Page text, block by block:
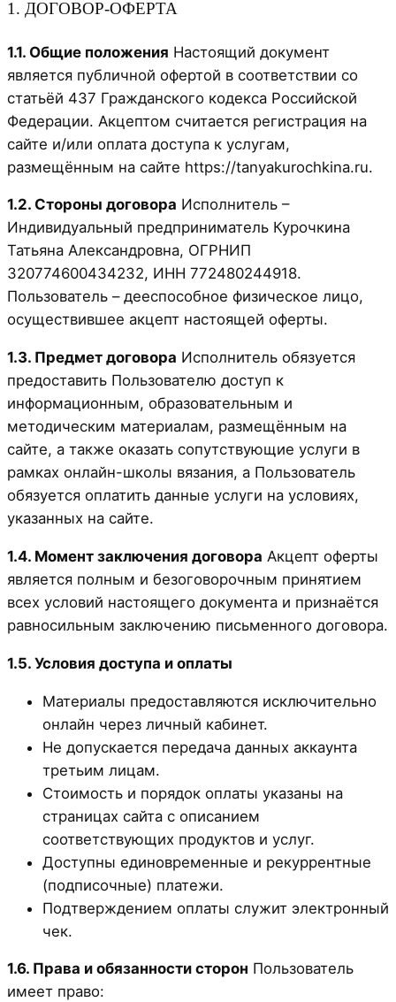
1. ДОГОВОР-ОФЕРТА
1.1. Общие положения Настоящий документ
является публичной офертой в соответствии со
статьёй 437 Гражданского кодекса Российской
Федерации. Акцептом считается регистрация на
сайте и/или оплата доступа к услугам,
размещённым на сайте https://tanyakurochkina.ru.
1.2. Стороны договора Исполнитель –
Индивидуальный предприниматель Курочкина
Татьяна Александровна, ОГРНИП
320774600434232, ИНН 772480244918.
Пользователь – дееспособное физическое лицо,
осуществившее акцепт настоящей оферты.
1.3. Предмет договора Исполнитель обязуется
предоставить Пользователю доступ к
информационным, образовательным и
методическим материалам, размещённым на
сайте, а также оказать сопутствующие услуги в
рамках онлайн-школы вязания, а Пользователь
обязуется оплатить данные услуги на условиях,
указанных на сайте.
1.4. Момент заключения договора Акцепт оферты
является полным и безоговорочным принятием
всех условий настоящего документа и признаётся
равносильным заключению письменного договора.
1.5. Условия доступа и оплаты
Материалы предоставляются исключительно
онлайн через личный кабинет.
Не допускается передача данных аккаунта
третьим лицам.
Стоимость и порядок оплаты указаны на
страницах сайта с описанием
соответствующих продуктов и услуг.
Доступны единовременные и рекуррентные
(подписочные) платежи.
Подтверждением оплаты служит электронный
чек.
1.6. Права и обязанности сторон Пользователь
имеет право: